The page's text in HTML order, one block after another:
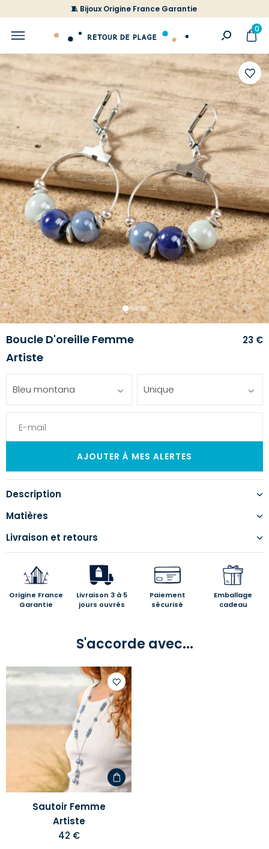
🧵 Bijoux Origine France Garantie
0
à
votre
liste
1 234
Boucle D'oreille Femme
Artiste
23 €
Bleu montana Unique
Description
Matières
Livraison et retours
Origine France
Garantie
Livraison 3 à 5
jours ouvrés
Paiement
sécurisé
Emballage
cadeau
S'accorde avec...
Ajouter
à
votre
liste
d'envies
Sautoir Femme
Artiste
42 €